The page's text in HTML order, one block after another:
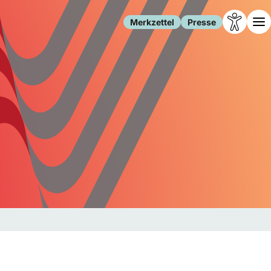
Merkzettel Presse
Leben
Familie
Freizeit
Gesundheit
Internet
Gesellschaft
Forschung
Migration
Polizei